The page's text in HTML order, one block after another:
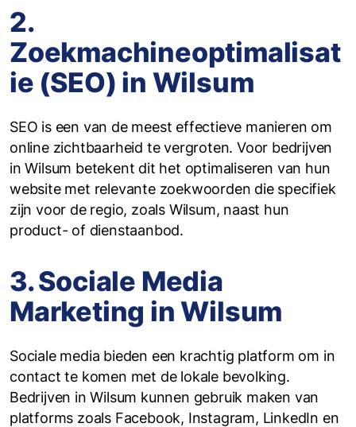
2.
Zoekmachineoptimalisat
ie (SEO) in Wilsum
SEO is een van de meest effectieve manieren om
online zichtbaarheid te vergroten. Voor bedrijven
in Wilsum betekent dit het optimaliseren van hun
website met relevante zoekwoorden die specifiek
zijn voor de regio, zoals Wilsum, naast hun
product- of dienstaanbod.
3. Sociale Media
Marketing in Wilsum
Sociale media bieden een krachtig platform om in
contact te komen met de lokale bevolking.
Bedrijven in Wilsum kunnen gebruik maken van
platforms zoals Facebook, Instagram, LinkedIn en